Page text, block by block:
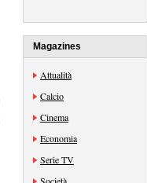
Magazines
Attualità
Calcio
Cinema
Economia
Serie TV